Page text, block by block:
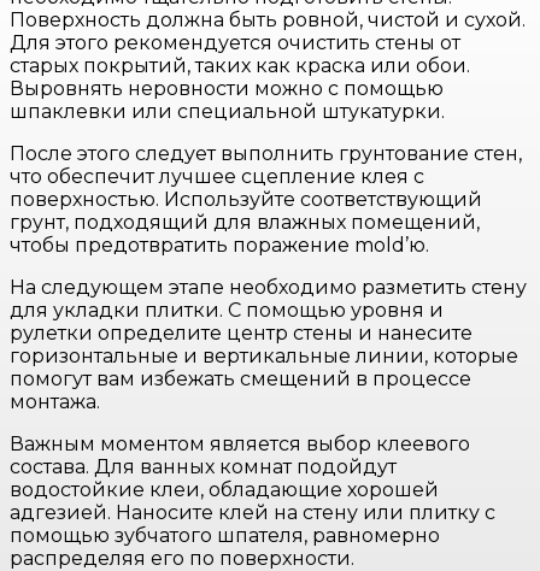
Поверхность должна быть ровной, чистой и сухой.
Для этого рекомендуется очистить стены от
старых покрытий, таких как краска или обои.
Выровнять неровности можно с помощью
шпаклевки или специальной штукатурки.
После этого следует выполнить грунтование стен,
что обеспечит лучшее сцепление клея с
поверхностью. Используйте соответствующий
грунт, подходящий для влажных помещений,
чтобы предотвратить поражение mold’ю.
На следующем этапе необходимо разметить стену
для укладки плитки. С помощью уровня и
рулетки определите центр стены и нанесите
горизонтальные и вертикальные линии, которые
помогут вам избежать смещений в процессе
монтажа.
Важным моментом является выбор клеевого
состава. Для ванных комнат подойдут
водостойкие клеи, обладающие хорошей
адгезией. Наносите клей на стену или плитку с
помощью зубчатого шпателя, равномерно
распределяя его по поверхности.